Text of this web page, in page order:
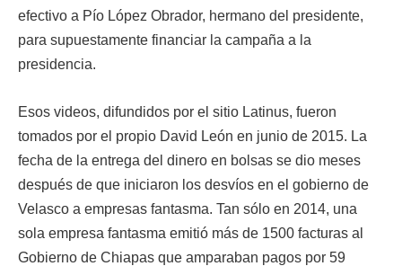
efectivo a Pío López Obrador, hermano del presidente,
para supuestamente financiar la campaña a la
presidencia.
Esos videos, difundidos por el sitio Latinus, fueron
tomados por el propio David León en junio de 2015. La
fecha de la entrega del dinero en bolsas se dio meses
después de que iniciaron los desvíos en el gobierno de
Velasco a empresas fantasma. Tan sólo en 2014, una
sola empresa fantasma emitió más de 1500 facturas al
Gobierno de Chiapas que amparaban pagos por 59